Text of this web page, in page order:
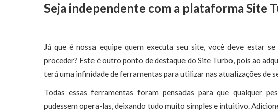
Seja independente com a plataforma Site
Já que é nossa equipe quem executa seu site, você deve estar
proceder? Este é outro ponto de destaque do Site Turbo, pois ao
terá uma infinidade de ferramentas para utilizar nas atualizações de
Todas essas ferramentas foram pensadas para que qualquer
pudessem opera-las, deixando tudo muito simples e intuitivo.